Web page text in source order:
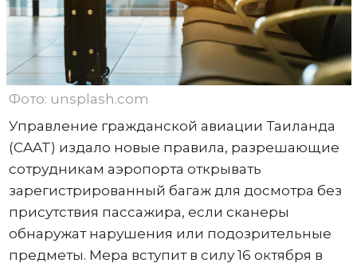
Фото: unsplash.com
Управление гражданской авиации Таиланда
(CAAT) издало новые правила, разрешающие
сотрудникам аэропорта открывать
зарегистрированный багаж для досмотра без
присутствия пассажира, если сканеры
обнаружат нарушения или подозрительные
предметы. Мера вступит в силу 16 октября в